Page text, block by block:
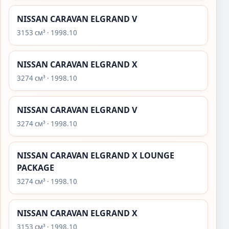
NISSAN CARAVAN ELGRAND V
3153 см³ · 1998.10
NISSAN CARAVAN ELGRAND X
3274 см³ · 1998.10
NISSAN CARAVAN ELGRAND V
3274 см³ · 1998.10
NISSAN CARAVAN ELGRAND X LOUNGE
PACKAGE
3274 см³ · 1998.10
NISSAN CARAVAN ELGRAND X
3153 см³ · 1998.10